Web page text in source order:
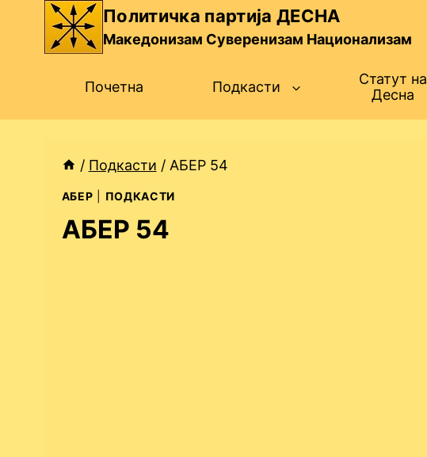
content
Политичка партија ДЕСНА
Македонизам Суверенизам Национализам
Почетна Подкасти
Статут на
Десна
/ Подкасти / АБЕР 54
АБЕР ПОДКАСТИ
АБЕР 54